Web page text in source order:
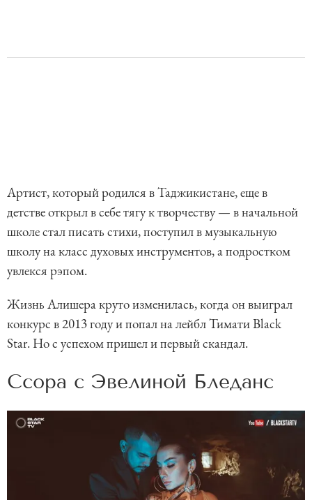
Артист, который родился в Таджикистане, еще в
детстве открыл в себе тягу к творчеству — в начальной
школе стал писать стихи, поступил в музыкальную
школу на класс духовых инструментов, а подростком
увлекся рэпом.
Жизнь Алишера круто изменилась, когда он выиграл
конкурс в 2013 году и попал на лейбл Тимати Black
Star. Но с успехом пришел и первый скандал.
Ссора с Эвелиной Бледанс